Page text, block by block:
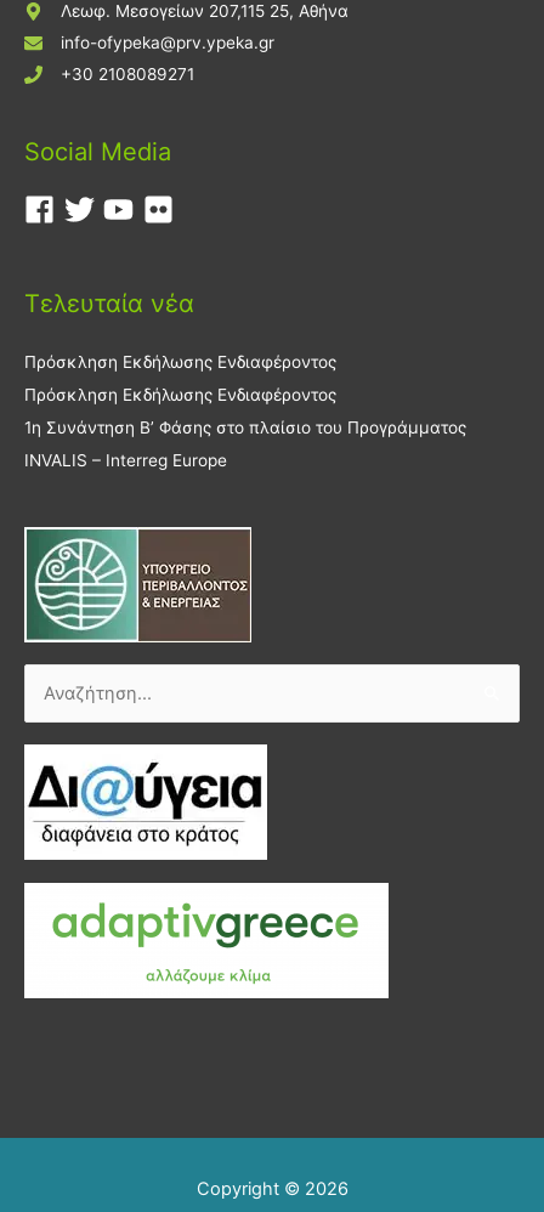
Λεωφ. Μεσογείων 207,115 25, Αθήνα
info-ofypeka@prv.ypeka.gr
+30 2108089271
Social Media
Τελευταία νέα
Πρόσκληση Εκδήλωσης Ενδιαφέροντος
Πρόσκληση Εκδήλωσης Ενδιαφέροντος
1η Συνάντηση Β’ Φάσης στο πλαίσιο του Προγράμματος
INVALIS – Interreg Europe
Αναζήτηση
Copyright © 2026